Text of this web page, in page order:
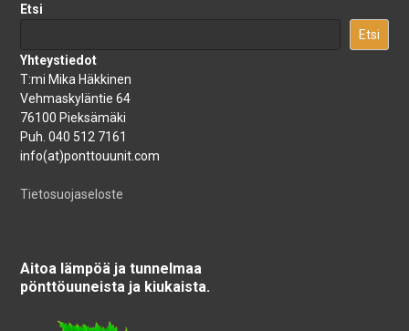
Etsi
Etsi
Yhteystiedot
T:mi Mika Häkkinen
Vehmaskyläntie 64
76100 Pieksämäki
Puh. 040 512 7161
info(at)ponttouunit.com
Tietosuojaseloste
Aitoa lämpöä ja tunnelmaa
pönttöuuneista ja kiukaista.